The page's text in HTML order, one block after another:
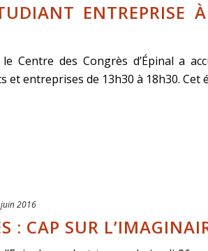
Centre des Congrès d’Épinal a
entreprises de 13h30 à 18h30. Cet
2016
: CAP SUR